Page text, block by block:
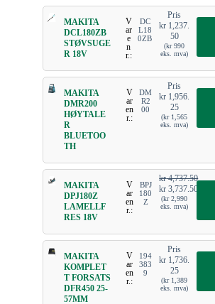
MAKITA
DCL180ZB
STØVSUGE
R 18V
V
ar
e
n
r.:
DC
L18
0ZB
Pris
kr 1,237.
50
(kr990
eks. mva)
MAKITA
DMR200
HØYTALE
R
BLUETOO
TH
V
ar
en
r.:
DM
R2
00
Pris
kr 1,956.
25
(kr1,565
eks. mva)
MAKITA
DPJ180Z
LAMELLF
RES 18V
V
ar
en
r.:
BPJ
180
Z
kr4,737.50
kr 3,737.50
(kr2,990
eks. mva)
MAKITA
KOMPLET
T FORSATS
DFR450 25-
57MM
V
ar
en
r.:
194
383
9
Pris
kr 1,736.
25
(kr1,389
eks. mva)